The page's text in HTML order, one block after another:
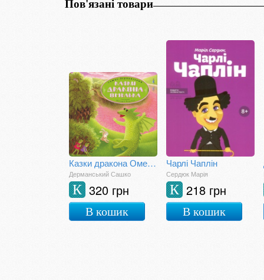
Пов'язані товари
Казки дракона Омелька
Дерманський Сашко
320 грн
К
В кошик
Чарлі Чаплін
Сердюк Марія
218 грн
К
В кошик